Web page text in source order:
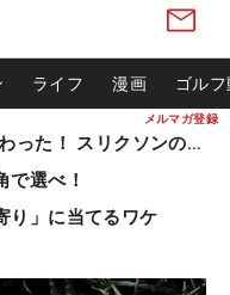
メルマガ登録
ライフ 漫画 ゴル
『4』が消え『R』が加わった！ スリクソンの新作
で選べ！
り」に当てるワケ